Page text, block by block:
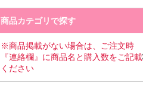
商品カテゴリで探す
※商品掲載がない場合は、ご注文時
『連絡欄』に商品名と購入数をご記載
ください